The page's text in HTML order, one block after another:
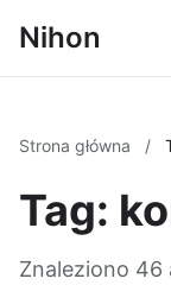
Nihon
Strona główna /
Tag:
Znaleziono 46